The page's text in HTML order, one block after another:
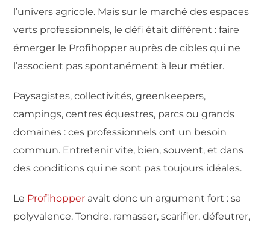
l’univers agricole. Mais sur le marché des espaces
verts professionnels, le défi était différent : faire
émerger le Profihopper auprès de cibles qui ne
l’associent pas spontanément à leur métier.
Paysagistes, collectivités, greenkeepers,
campings, centres équestres, parcs ou grands
domaines : ces professionnels ont un besoin
commun. Entretenir vite, bien, souvent, et dans
des conditions qui ne sont pas toujours idéales.
Le Profihopper avait donc un argument fort : sa
polyvalence. Tondre, ramasser, scarifier, défeutrer,